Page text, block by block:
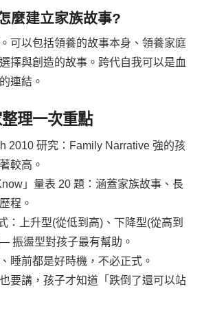
麼建立家族故事?
可以包括領養的故事本身、領養家庭
擇與創造的故事。跨代自我可以是血
連結。
理一次重點
2010 研究：Family Narrative 強的孩
較高。
」量表 20 題：涵蓋家族故事、長
程。
：上升型(從低到高)、下降型(從高到
振盪型對孩子最有幫助。
睡前都是好時機，不必正式。
要講，孩子才知道「跌倒了還可以站